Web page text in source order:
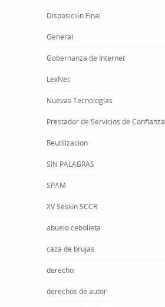
Disposición Final
General
Gobernanza de Internet
LexNet
Nuevas Tecnologías
Prestador de Servicios de Confianza
Reutilizacion
SIN PALABRAS
SPAM
XV Sesión SCCR
abuelo cebolleta
caza de brujas
derecho
derechos de autor